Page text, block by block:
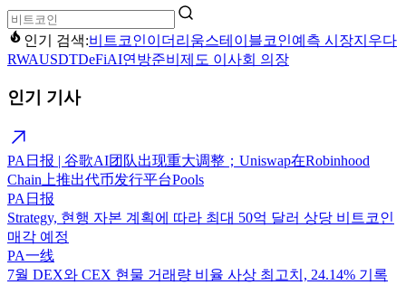
인기 검색:비트코인이더리움스테이블코인예측 시장지우다
RWAUSDTDeFiAI연방준비제도 이사회 의장
인기 기사
PA日报 | 谷歌AI团队出现重大调整；Uniswap在Robinhood
Chain上推出代币发行平台Pools
PA日报
Strategy, 현행 자본 계획에 따라 최대 50억 달러 상당 비트코인
매각 예정
PA一线
7월 DEX와 CEX 현물 거래량 비율 사상 최고치, 24.14% 기록